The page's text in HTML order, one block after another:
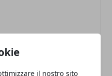
il nostro sito